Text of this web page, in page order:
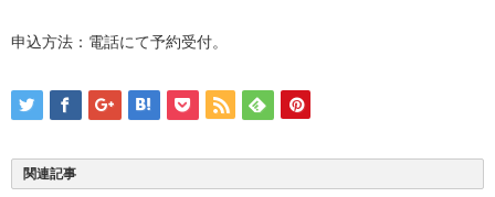
申込方法：電話にて予約受付。
関連記事